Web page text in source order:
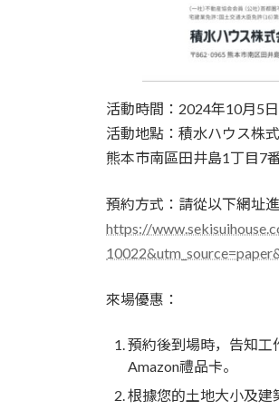
活動時間：2024年10月5
活動地點：積水ハウス株
熊本市南區田井島1丁目7
預約方式：請從以下網址
https://
來場優惠：
預約後到場時，告知工
Amazon禮品卡。
根據您的土地大小及建